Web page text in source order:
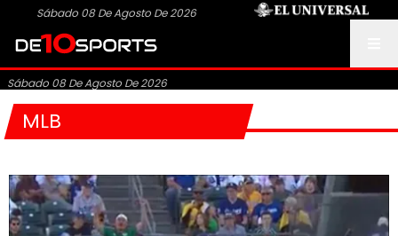
Sábado 08 De Agosto De 2026
Sábado 08 De Agosto De 2026
MLB